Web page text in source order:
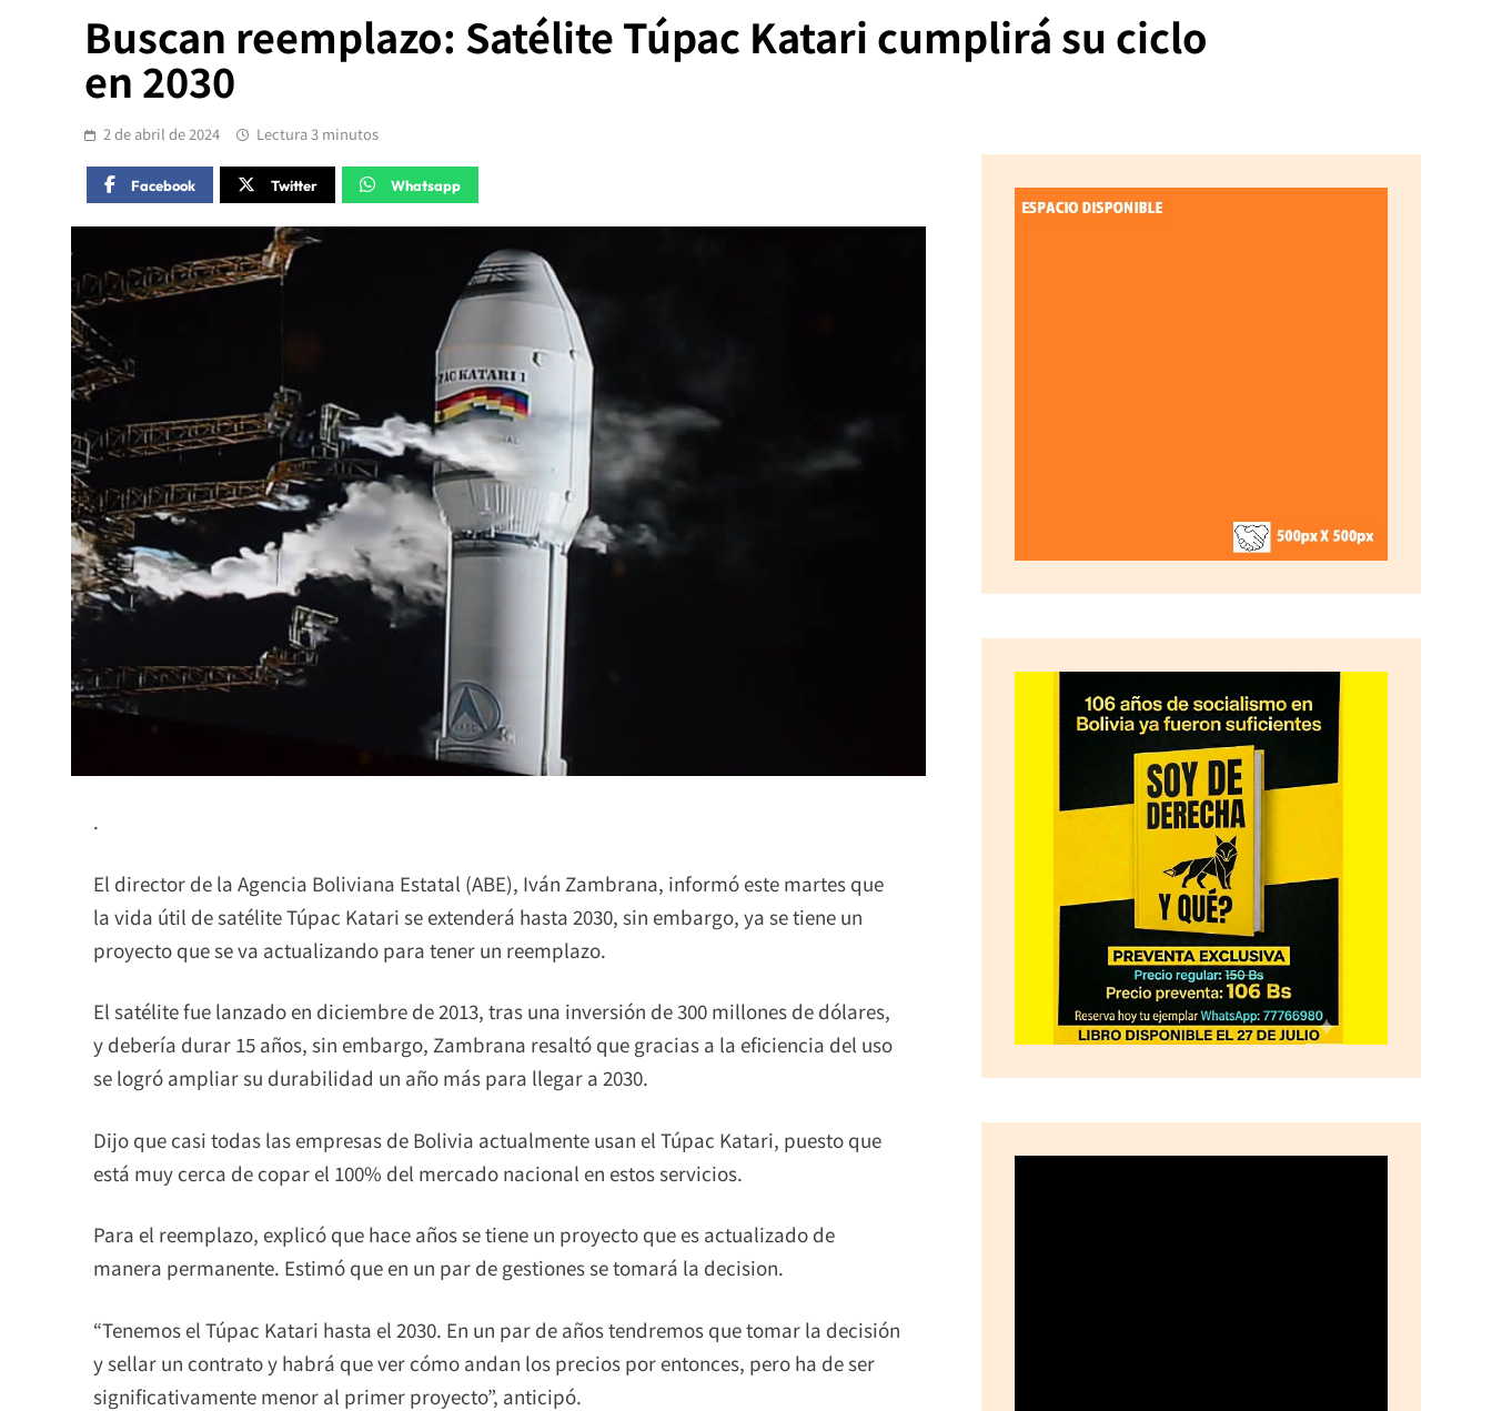
Buscan reemplazo: Satélite Túpac Katari cumplirá su ciclo
en 2030
2 de abril de 2024 Lectura 3 minutos
Facebook Twitter Whatsapp
.
El director de la Agencia Boliviana Estatal (ABE), Iván Zambrana, informó este martes que
la vida útil de satélite Túpac Katari se extenderá hasta 2030, sin embargo, ya se tiene un
proyecto que se va actualizando para tener un reemplazo.
El satélite fue lanzado en diciembre de 2013, tras una inversión de 300 millones de dólares,
y debería durar 15 años, sin embargo, Zambrana resaltó que gracias a la eficiencia del uso
se logró ampliar su durabilidad un año más para llegar a 2030.
Dijo que casi todas las empresas de Bolivia actualmente usan el Túpac Katari, puesto que
está muy cerca de copar el 100% del mercado nacional en estos servicios.
Para el reemplazo, explicó que hace años se tiene un proyecto que es actualizado de
manera permanente. Estimó que en un par de gestiones se tomará la decision.
“Tenemos el Túpac Katari hasta el 2030. En un par de años tendremos que tomar la decisión
y sellar un contrato y habrá que ver cómo andan los precios por entonces, pero ha de ser
significativamente menor al primer proyecto”, anticipó.